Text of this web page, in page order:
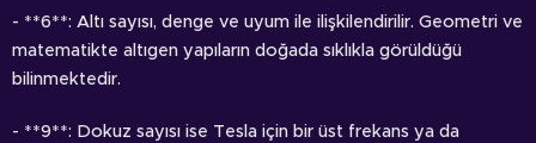
- **6**: Altı sayısı, denge ve uyum ile ilişkilendirilir. Geometri ve
matematikte altıgen yapıların doğada sıklıkla görüldüğü
bilinmektedir.
- **9**: Dokuz sayısı ise Tesla için bir üst frekans ya da